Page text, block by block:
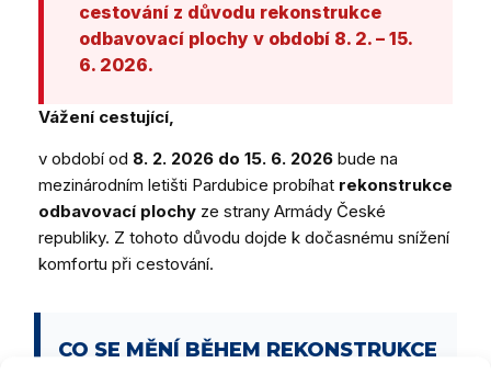
cestování z důvodu rekonstrukce
odbavovací plochy v období 8. 2. – 15.
6. 2026.
Vážení cestující,
v období od 8. 2. 2026 do 15. 6. 2026 bude na
mezinárodním letišti Pardubice probíhat rekonstrukce
odbavovací plochy ze strany Armády České
republiky. Z tohoto důvodu dojde k dočasnému snížení
komfortu při cestování.
CO SE MĚNÍ BĚHEM REKONSTRUKCE